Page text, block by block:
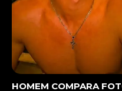
HOMEM COMPARA